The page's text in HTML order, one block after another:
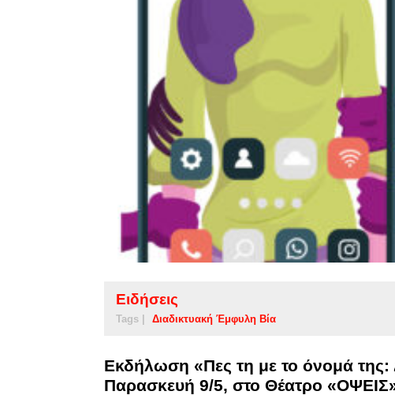
Ειδήσεις
Tags | Διαδικτυακή Έμφυλη Βία
Εκδήλωση «Πες τη με το όνομά της:
Παρασκευή 9/5, στο Θέατρο